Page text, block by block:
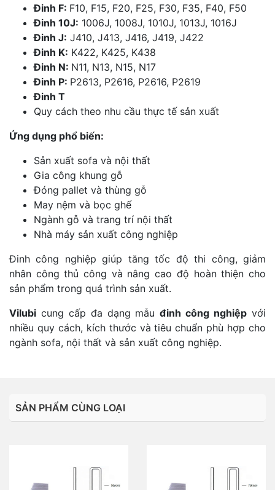
Đinh F: F10, F15, F20, F25, F30, F35, F40, F50
Đinh 10J: 1006J, 1008J, 1010J, 1013J, 1016J
Đinh J: J410, J413, J416, J419, J422
Đinh K: K422, K425, K438
Đinh N: N11, N13, N15, N17
Đinh P: P2613, P2616, P2616, P2619
Đinh T
Quy cách theo nhu cầu thực tế sản xuất
Ứng dụng phổ biến:
Sản xuất sofa và nội thất
Gia công khung gỗ
Đóng pallet và thùng gỗ
May nệm và bọc ghế
Ngành gỗ và trang trí nội thất
Nhà máy sản xuất công nghiệp
Đinh công nghiệp giúp tăng tốc độ thi công, giảm
nhân công thủ công và nâng cao độ hoàn thiện cho
sản phẩm trong quá trình sản xuất.
Vilubi cung cấp đa dạng mẫuđinh công nghiệp với
nhiều quy cách, kích thước và tiêu chuẩn phù hợp cho
ngành sofa, nội thất và sản xuất công nghiệp.
SẢN PHẨM CÙNG LOẠI